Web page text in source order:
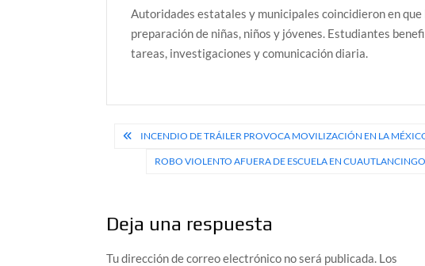
Autoridades estatales y municipales coincidieron en
preparación de niñas, niños y jóvenes. Estudiantes
tareas, investigaciones y comunicación diaria.
Navegación
INCENDIO DE TRÁILER PROVOCA MOVILIZACIÓN EN LA
ROBO VIOLENTO AFUERA DE ESCUELA EN
Deja una respuesta
Tu dirección de correo electrónico no será publicada. Los